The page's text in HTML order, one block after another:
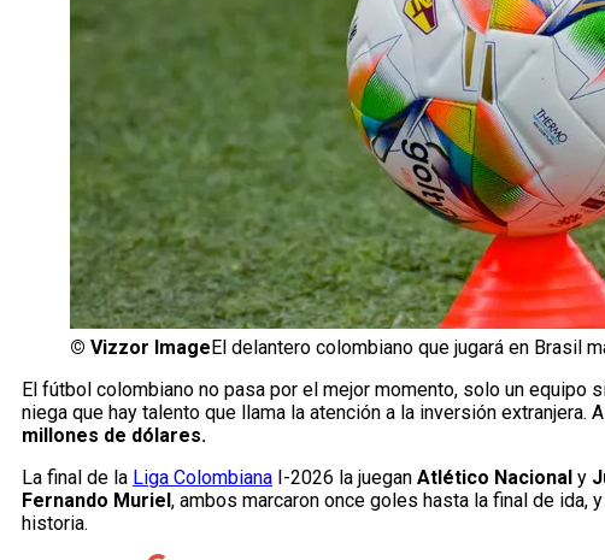
© Vizzor Image El delantero colombiano que jugará en Brasil
El fútbol colombiano no pasa por el mejor momento, solo un equipo
niega que hay talento que llama la atención a la inversión extranjera.
millones de dólares.
La final de la Liga Colombiana I-2026 la juegan Atlético Nacional y
Fernando Muriel , ambos marcaron once goles hasta la final de
historia.